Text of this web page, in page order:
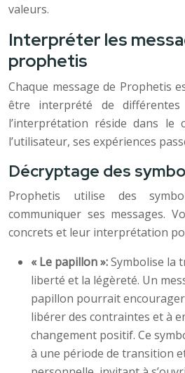
valeurs.
Interpréter les
prophetis
Chaque message de Prophetis
être interprété de
l’interprétation réside dans le
l’utilisateur, ses expériences
Décryptage des
Prophetis utilise des
communiquer ses messages.
concrets et leur interprétation
« Le papillon »:Symbolise la
liberté et la légèreté. Un
papillon pourrait encourager
libérer des contraintes et à
changement positif. Ce
à une période de transition